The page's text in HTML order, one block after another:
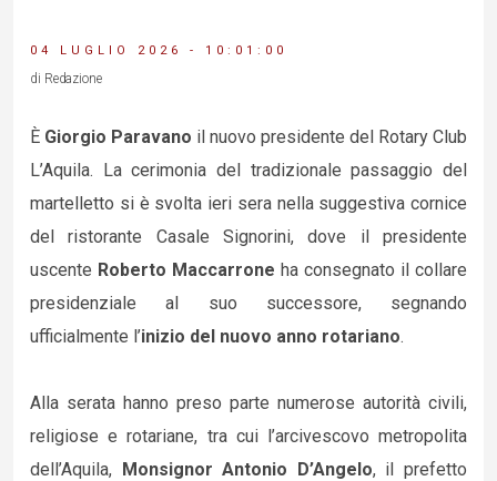
04 LUGLIO 2026 - 10:01:00
di Redazione
È Giorgio Paravano il nuovo presidente del Rotary Club
L’Aquila. La cerimonia del tradizionale passaggio del
martelletto si è svolta ieri sera nella suggestiva cornice
del ristorante Casale Signorini, dove il presidente
uscente Roberto Maccarrone ha consegnato il collare
presidenziale al suo successore, segnando
ufficialmente l’inizio del nuovo anno rotariano.
Alla serata hanno preso parte numerose autorità civili,
religiose e rotariane, tra cui l’arcivescovo metropolita
dell’Aquila, Monsignor Antonio D’Angelo, il prefetto